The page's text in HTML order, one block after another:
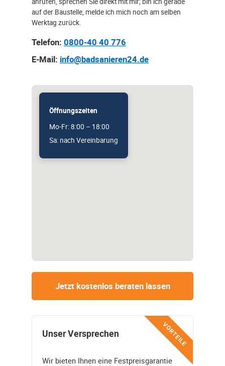
auf der Baustelle, melde ich mich noch am selben
Werktag zurück.
Telefon: 0800-40 40 776
E-Mail: info@badsanieren24.de
Öffnungszeiten
Mo-Fr: 8:00 – 18:00
Sa: nach Vereinbarung
Jetzt kostenlos beraten lassen
VORTEILE
Unser Versprechen
Wir bieten Ihnen eine Festpreisgarantie